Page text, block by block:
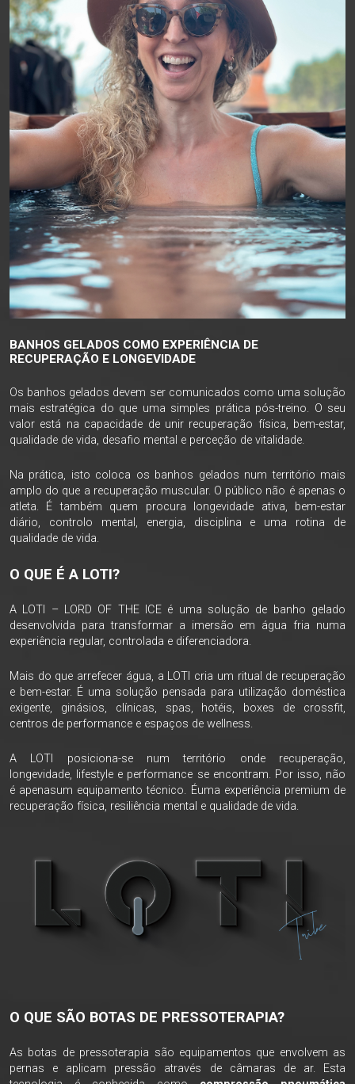
BANHOS GELADOS COMO EXPERIÊNCIA DE
RECUPERAÇÃO E LONGEVIDADE
Os banhos gelados devem ser comunicados como uma solução
mais estratégica do que uma simples prática pós-treino. O seu
valor está na capacidade de unir recuperação física, bem-estar,
qualidade de vida, desafio mental e perceção de vitalidade.
Na prática, isto coloca os banhos gelados num território mais
amplo do que a recuperação muscular. O público não é apenas o
atleta. É também quem procura longevidade ativa, bem-estar
diário, controlo mental, energia, disciplina e uma rotina de
qualidade de vida.
O QUE É A LOTI?
A LOTI – LORD OF THE ICE é uma solução de banho gelado
desenvolvida para transformar a imersão em água fria numa
experiência regular, controlada e diferenciadora.
Mais do que arrefecer água, a LOTI cria um ritual de recuperação
e bem-estar. É uma solução pensada para utilização doméstica
exigente, ginásios, clínicas, spas, hotéis, boxes de crossfit,
centros de performance e espaços de wellness.
A LOTI posiciona-se num território onde recuperação,
longevidade, lifestyle e performance se encontram. Por isso, não
é apenasum equipamento técnico. Éuma experiência premium de
recuperação física, resiliência mental e qualidade de vida.
O QUE SÃO BOTAS DE PRESSOTERAPIA?
As botas de pressoterapia são equipamentos que envolvem as
pernas e aplicam pressão através de câmaras de ar. Esta